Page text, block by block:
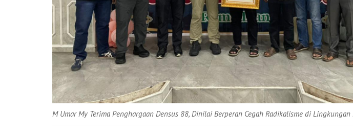
M Umar My Terima Penghargaan Densus 88, Dinilai Berperan Cegah Radikalisme di